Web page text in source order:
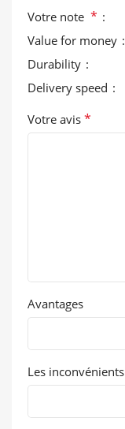
Votre note *
Value for money
Durability
Delivery speed
Votre avis *
Avantages
Les inconvénients